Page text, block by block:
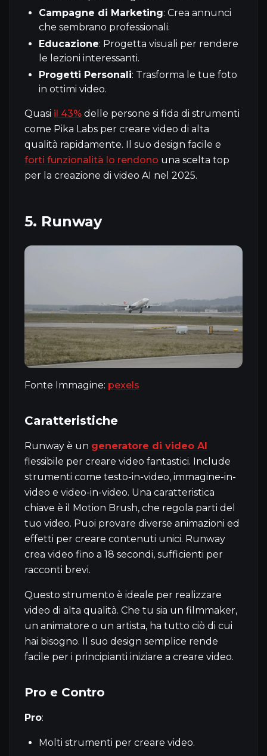
Campagne di Marketing: Crea annunci
che sembrano professionali.
Educazione: Progetta visuali per rendere
le lezioni interessanti.
Progetti Personali: Trasforma le tue foto
in ottimi video.
Quasi il 43% delle persone si fida di strumenti
come Pika Labs per creare video di alta
qualità rapidamente. Il suo design facile e
forti funzionalità lo rendono una scelta top
per la creazione di video AI nel 2025.
5. Runway
Fonte Immagine: pexels
Caratteristiche
Runway è un generatore di video AI
flessibile per creare video fantastici. Include
strumenti come testo-in-video, immagine-in-
video e video-in-video. Una caratteristica
chiave è il Motion Brush, che regola parti del
tuo video. Puoi provare diverse animazioni ed
effetti per creare contenuti unici. Runway
crea video fino a 18 secondi, sufficienti per
racconti brevi.
Questo strumento è ideale per realizzare
video di alta qualità. Che tu sia un filmmaker,
un animatore o un artista, ha tutto ciò di cui
hai bisogno. Il suo design semplice rende
facile per i principianti iniziare a creare video.
Pro e Contro
Pro:
Molti strumenti per creare video.